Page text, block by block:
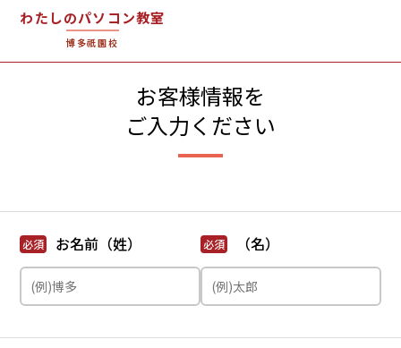
わたしのパソコン教室
博多祇園校
お客様情報を
ご入力ください
お名前（姓）
必須 （名）
必須